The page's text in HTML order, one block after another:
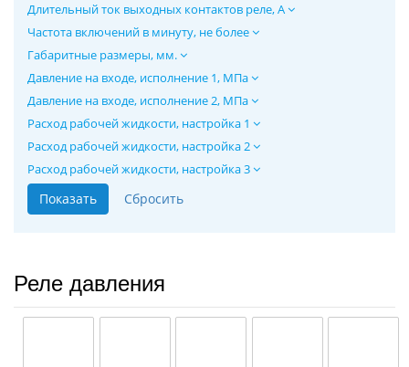
Длительный ток выходных контактов реле, А
Частота включений в минуту, не более
Габаритные размеры, мм.
Давление на входе, исполнение 1, МПа
Давление на входе, исполнение 2, МПа
Расход рабочей жидкости, настройка 1
Расход рабочей жидкости, настройка 2
Расход рабочей жидкости, настройка 3
Реле давления